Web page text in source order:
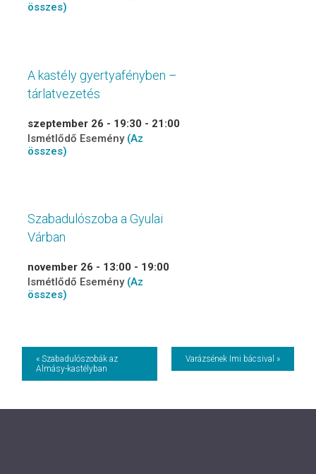
összes)
A kastély gyertyafényben –
tárlatvezetés
szeptember 26 - 19:30 - 21:00
Ismétlődő Esemény (Az
összes)
Szabadulószoba a Gyulai
Várban
november 26 - 13:00 - 19:00
Ismétlődő Esemény (Az
összes)
Event
Navigation
« Szabadulószobák az
Almásy-kastélyban
Varázsének Imi bácsival »